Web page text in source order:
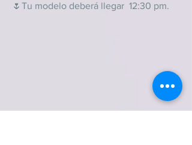
🌷Tu modelo deberá llegar 12:30 pm.